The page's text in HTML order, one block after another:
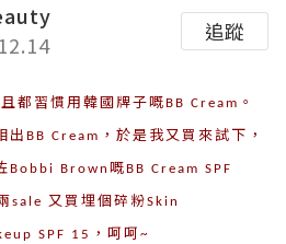
追蹤
且都習慣用韓國牌子嘅 BB Cream 。
出 BB Cream ，於是我又買來試下，
Bobbi Brown 嘅 BB Cream SPF
sale 又買埋個碎粉Skin
SPF 15 ，呵呵 ~